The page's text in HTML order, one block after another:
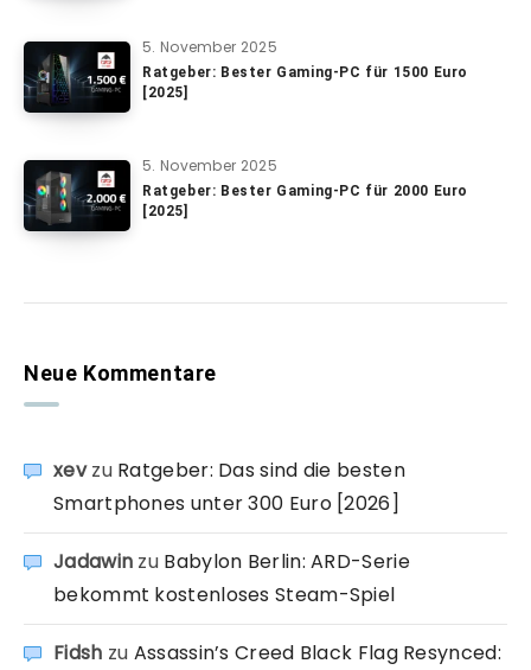
5. November 2025
Ratgeber: Bester Gaming-PC für 1500 Euro
[2025]
5. November 2025
Ratgeber: Bester Gaming-PC für 2000 Euro
[2025]
Neue Kommentare
xevzu Ratgeber: Das sind die besten
Smartphones unter 300 Euro [2026]
Jadawin zu Babylon Berlin: ARD-Serie
bekommt kostenloses Steam-Spiel
Fidsh zu Assassin’s Creed Black Flag Resynced: